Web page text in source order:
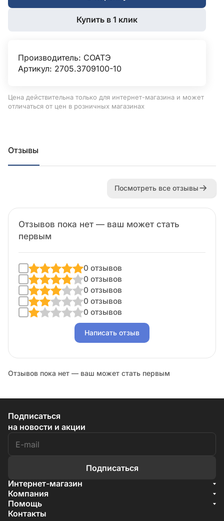
Купить в 1 клик
Производитель: СОАТЭ
Артикул: 2705.3709100-10
Цена действительна только для интернет-магазина и может
отличаться от цен в розничных магазинах
Отзывы
Посмотреть все отзывы
Отзывов пока нет — ваш может стать
первым
0 отзывов
0 отзывов
0 отзывов
0 отзывов
0 отзывов
Написать отзыв
Отзывов пока нет — ваш может стать первым
Подписаться
на новости и акции
Подписаться
Интернет-магазин
Акции
Бренды
Компания
О компании
Документы
Помощь
Условия доставки
Контакты